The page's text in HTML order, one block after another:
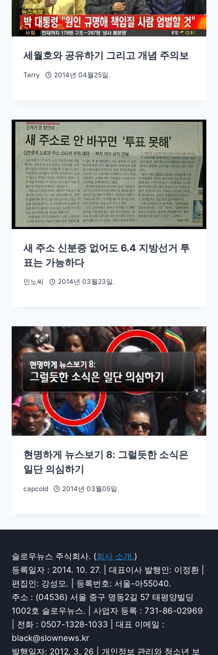
세월호와 공유하기 그리고 개념 주의보
Terry 2014년 04월25일.
새 주소 신분증 없어도 6.4 지방선거 투
표는 가능하다
민노씨 2014년 03월23일.
현명하게 뉴스보기 8: 그럴듯한 소식은
일단 의심하기
capcold 2014년 03월05일.
슬로우뉴스 주식회사. (회사 소개.)
등록일자 : 2014. 10. 27. | 대표이사 발행인: 이정환 |
편집인: 강성모. | 등록번호: 서울-아55040.
주소 : (04536) 서울 중구 명동2길 57 태평양빌딩
1002호 슬로우뉴스. | 사업자 등록 : 731-86-02969
| 전화 : 0507-1328-1033 | 대표 이메일 :
black@slownews.kr
발행일자: 2012. 3. 26 | 개인정보 관리와 청소년 보